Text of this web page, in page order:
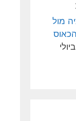
מול
31 ביולי